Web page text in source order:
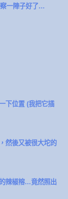
一陣子好了…
下位置 (我把它插
然後又被很大坨的
辣椒榕…竟然照出